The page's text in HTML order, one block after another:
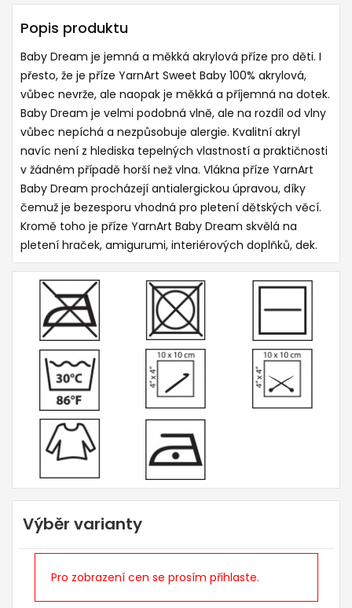
Popis produktu
Baby Dream je jemná a měkká akrylová příze pro děti. I
přesto, že je příze YarnArt Sweet Baby 100% akrylová,
vůbec nevrže, ale naopak je měkká a příjemná na dotek.
Baby Dream je velmi podobná vlně, ale na rozdíl od vlny
vůbec nepíchá a nezpůsobuje alergie. Kvalitní akryl
navíc není z hlediska tepelných vlastností a praktičnosti
v žádném případě horší než vlna. Vlákna příze YarnArt
Baby Dream procházejí antialergickou úpravou, díky
čemuž je bezesporu vhodná pro pletení dětských věcí.
Kromě toho je příze YarnArt Baby Dream skvělá na
pletení hraček, amigurumi, interiérových doplňků, dek.
Výběr varianty
Pro zobrazení cen se prosím přihlaste.